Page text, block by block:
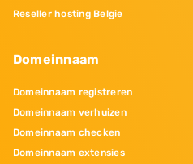
Reseller hosting Belgie
Domeinnaam
Domeinnaam registreren
Domeinnaam verhuizen
Domeinnaam checken
Domeinnaam extensies